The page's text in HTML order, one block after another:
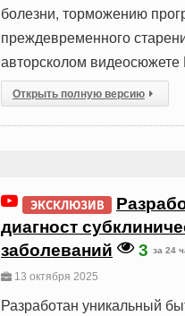
болезни, торможению
преждевременного
авторсколом видеосюжете
Открыть полную версию
ЭКСКЛЮЗИВ
диагност
заболеваний
3 за 24
13 октября 2025
Разработан уникальный